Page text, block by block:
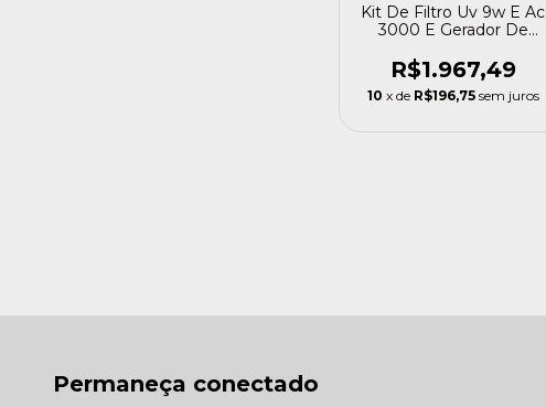
Kit De Filtro Uv 9w E Ac
3000 E Gerador De
R$1.967,49
10 x de R$196,75 sem juros
Permaneça conectado